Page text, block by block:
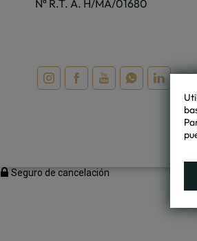
Nª R.T. A. H/MA/01680
Seguro de cancelación